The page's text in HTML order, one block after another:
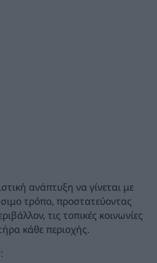
ανάπτυξη να γίνεται με
τρόπο, προστατεύοντας
τις τοπικές κοινωνίες
κάθε περιοχής.